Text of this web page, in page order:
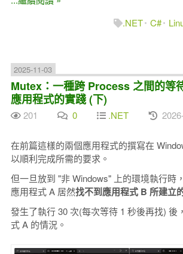
.NET C#
2025-11-03
Mutex：一種跨 Process 之間的等
應用程式的實踐 (下)
201 0 .NET
在前篇這樣的兩個應用程式的撰寫在
以順利完成所需的要求。
但一旦放到 "非 Windows" 上的環境執行時
應用程式 A 居然找不到應用程式 B 所建立
發生了執行 30 次(每次等待 1 秒後再找) 後
式 A 的情況。